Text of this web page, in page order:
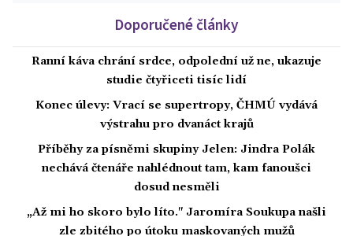
Doporučené články
Ranní káva chrání srdce, odpolední už ne, ukazuje
studie čtyřiceti tisíc lidí
Konec úlevy: Vrací se supertropy, ČHMÚ vydává
výstrahu pro dvanáct krajů
Příběhy za písněmi skupiny Jelen: Jindra Polák
nechává čtenáře nahlédnout tam, kam fanoušci
dosud nesměli
„Až mi ho skoro bylo líto." Jaromíra Soukupa našli
zle zbitého po útoku maskovaných mužů